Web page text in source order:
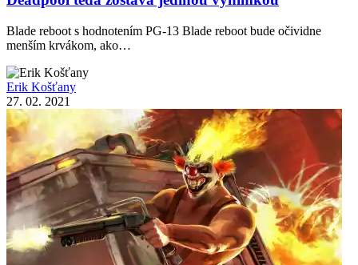
Blade reboot s hodnotením PG-13 Blade reboot bude očividne
menším krvákom, ako…
Erik Košťany
27. 02. 2021